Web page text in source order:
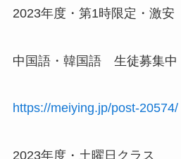
2023年度・第1時限定・激安
中国語・韓国語 生徒募集中
https://meiying.jp/post-20574/
2023年度・土曜日クラス